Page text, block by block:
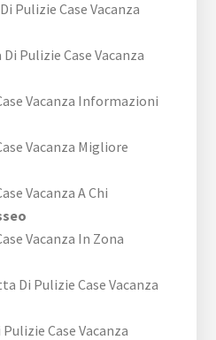
Pulizie Case Vacanza
Pulizie Case Vacanza
Vacanza Informazioni
Vacanza Migliore
Vacanza A Chi
Vacanza In Zona
Di Pulizie Case Vacanza
Case Vacanza